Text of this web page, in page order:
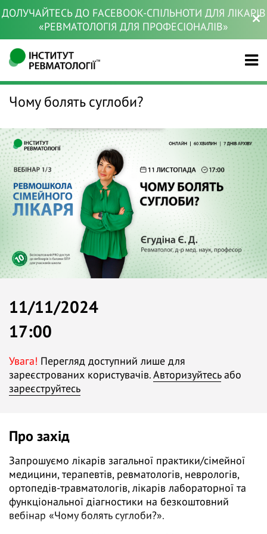
ДОЛУЧАЙТЕСЬ ДО FACEBOOK-СПІЛЬНОТИ ДЛЯ ЛІКАРІВ
«РЕВМАТОЛОГІЯ ДЛЯ ПРОФЕСІОНАЛІВ»
Чому болять суглоби?
11/11/2024
17:00
Увага! Перегляд доступний лише для
зареєстрованих користувачів.Авторизуйтесьабо
зареєструйтесь
Про захід
Запрошуємо лікарів загальної практики/сімейної
медицини, терапевтів, ревматологів, неврологів,
ортопедів-травматологів, лікарів лабораторної та
функціональної діагностики на безкоштовний
вебінар «Чому болять суглоби?».